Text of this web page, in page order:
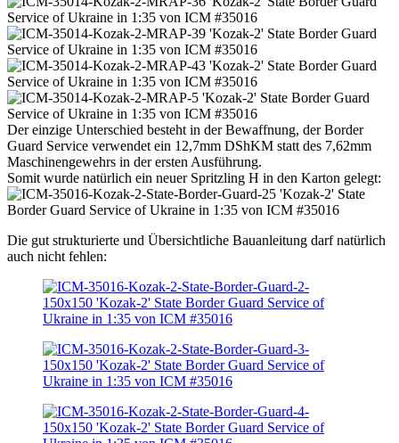
Der einzige Unterschied besteht in der Bewaffnung, der Border
Guard Service verwendet ein 12,7mm DShKM statt des 7,62mm
Maschinengewehrs in der ersten Ausführung.
Somit wurde natürlich ein neuer Spritzling H in den Karton gelegt:
Die gut strukturierte und Übersichtliche Bauanleitung darf natürlich
auch nicht fehlen: